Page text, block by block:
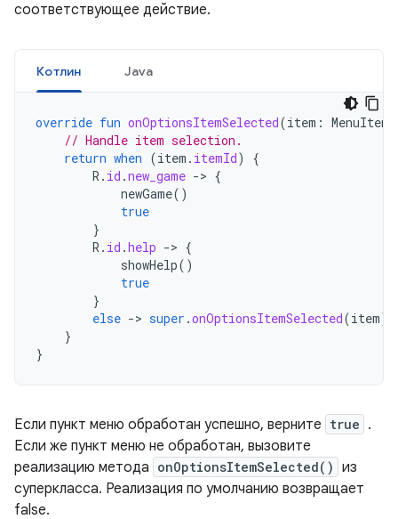
соответствующее действие.
Котлин Java
override fun onOptionsItemSelected(item : MenuItem
// Handle item selection.
return when (item . itemId)
{
R . id .new_game -> {
newGame()
true
}
R . id .help -> {
showHelp()
true
}
else -> super .onOptionsItemSelected(item)
}
}
Если пункт меню обработан успешно, верните true .
Если же пункт меню не обработан, вызовите
реализацию метода onOptionsItemSelected() из
суперкласса. Реализация по умолчанию возвращает
false.